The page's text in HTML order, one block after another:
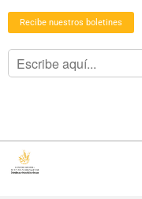
Recibe nuestros boletines